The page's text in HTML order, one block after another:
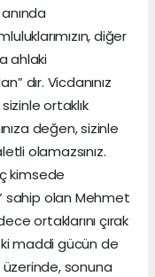
diğer
ahlaki
dır. Vicdanınız
ortaklık
değen, sizinle
olamazsınız.
kimsede
sahip olan Mehmet
ortaklarını çırak
maddi gücün de
sonuna